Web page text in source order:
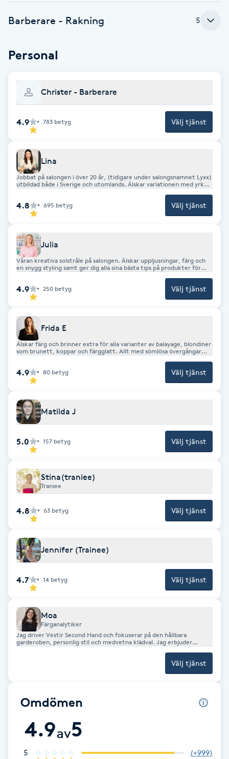
Coachning
Dermapen
Diamantslipning
Enzympeeling
Extensions
Extensions borttagning
Eyeliner-tatuering
Face framing
Faceliftmassage
Fet hårbotten
Fettreducering
Fibromassage
Fillers
Fotmassage
Fotsvamp
Fransar
Fransborttagning
Fransförlängning
Fransförlängning Volym
Barberare - Rakning 5
Personal
Christer - Barberare
4.9 783 betyg Välj tjänst
Lina
Jobbat på salongen i över 20 år, (tidigare under salongsnamnet Lyxx)
utbildad både i Sverige och utomlands. Älskar variationen med yrket,
olika människor. Att få vara kreativ och skapa med händerna är så
roligt och givande! Utanför jobbet är det friluftsliv, jakt, äventyr,
träning och familjen som gäller!
4.8 695 betyg Välj tjänst
Julia
Våran kreativa solstråle på salongen. Älskar uppljusningar, färg och
en snygg styling samt ger dig alla sina bästa tips på produkter för
blonda och brunkoppriga håren! :-)INSTAGRAM- @julia.fargochform
4.9 250 betyg Välj tjänst
Frida E
Älskar färg och brinner extra för alla varianter av balayage, blondiner
som brunett, koppar och färgglatt. Allt med sömlösa övergångar
4.9 80 betyg Välj tjänst
Matilda J
5.0 157 betyg Välj tjänst
Stina(traniee)
Traniee
4.8 63 betyg Välj tjänst
Jennifer (Trainee)
4.7 14 betyg Välj tjänst
Moa
Färganalytiker
Jag driver Vestir Second Hand och fokuserar på den hållbara
garderoben, personlig stil och medvetna klädval. Jag erbjuder
Välj tjänst
Omdömen
4.9av5
5 (+999)